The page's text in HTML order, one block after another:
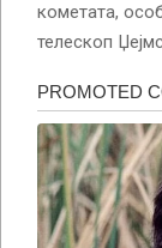
кометата,
телескоп